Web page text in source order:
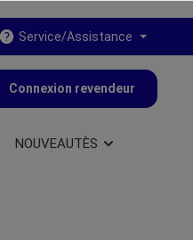
Service/Assistance
Connexion revendeur
NOUVEAUTÈS